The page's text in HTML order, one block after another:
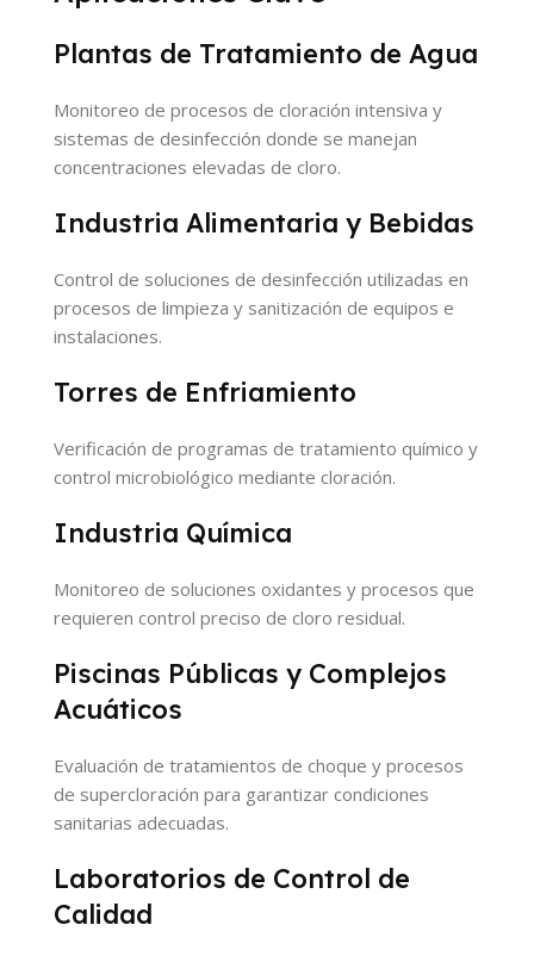
Plantas de Tratamiento de Agua
Monitoreo de procesos de cloración intensiva y
sistemas de desinfección donde se manejan
concentraciones elevadas de cloro.
Industria Alimentaria y Bebidas
Control de soluciones de desinfección utilizadas en
procesos de limpieza y sanitización de equipos e
instalaciones.
Torres de Enfriamiento
Verificación de programas de tratamiento químico y
control microbiológico mediante cloración.
Industria Química
Monitoreo de soluciones oxidantes y procesos que
requieren control preciso de cloro residual.
Piscinas Públicas y Complejos
Acuáticos
Evaluación de tratamientos de choque y procesos
de supercloración para garantizar condiciones
sanitarias adecuadas.
Laboratorios de Control de
Calidad